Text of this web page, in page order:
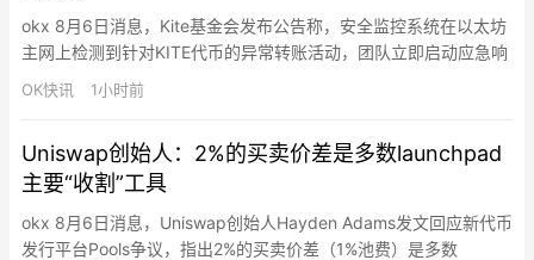
okx 8月6日消息，Kite基金会发布公告称，安全监控系统在以太坊
主网上检测到针对KITE代币的异常转账活动，团队立即启动应急响
应，暂停了以太坊主网上所有KITE代币转账及跨链桥接功能。受影
响代币已被冻结，无法移动，也不会进入二级市场。基金会表示，
始至终未发生移动。调查仍在进行中，基金会将采取进一步…
OK快讯 1小时前
Uniswap创始人：2%的买卖价差是多数launchpad
主要“收割”工具
okx 8月6日消息，Uniswap创始人Hayden Adams发文回应新代币
发行平台Pools争议，指出2%的买卖价差（1%池费）是多数